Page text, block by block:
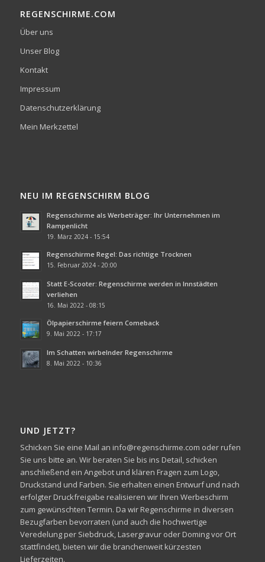
REGENSCHIRME.COM
Über uns
Unser Blog
Kontakt
Impressum
Datenschutzerklärung
Mein Merkzettel
NEU IM REGENSCHIRM BLOG
Regenschirme als Werbeträger: Ihr Unternehmen im
Rampenlicht
19. März 2024 - 15:54
Regenschirme Regel: Das richtige Trocknen
15. Februar 2024 - 20:00
Statt E-Scooter: Regenschirme werden in Innstädten
verliehen
16. Mai 2022 - 08:15
Ölpapierschirme feiern Comeback
9. Mai 2022 - 17:17
Im Schatten wirbelnder Regenschirme
8. Mai 2022 - 10:36
UND JETZT?
Schicken Sie eine Mail an info@regenschirme.com oder rufen
Sie uns bitte an. Wir beraten Sie bis ins Detail, schicken
anschließend ein Angebot und klären Fragen zum Logo,
Druckstand und Farben. Sie erhalten einen Entwurf und nach
erfolgter Druckfreigabe realisieren wir Ihren Werbeschirm
zum gewünschten Termin. Da wir Regenschirme in diversen
Bezugfarben bevorraten (und auch die hochwertige
Veredelung per Siebdruck, Lasergravur oder Doming vor Ort
stattfindet), bieten wir die branchenweit kürzesten
Lieferzeiten.